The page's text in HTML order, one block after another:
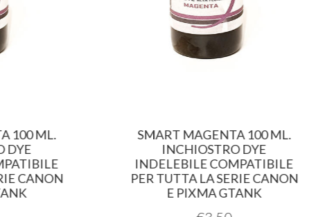
100 ML.
DYE
CANON
SMART MAGENTA 100 ML.
INCHIOSTRO DYE
INDELEBILE COMPATIBILE
PER TUTTA LA SERIE CANON
E PIXMA GTANK